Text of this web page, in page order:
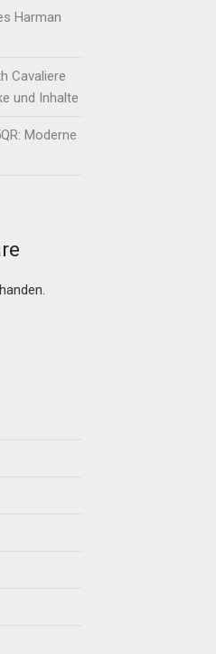
Harman
Cavaliere
und Inhalte
Moderne